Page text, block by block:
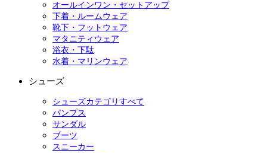
オールインワン・セットアップ
下着・ルームウェア
靴下・フットウェア
マタニティウェア
浴衣・下駄
水着・マリンウェア
シューズ
シューズカテゴリすべて
パンプス
サンダル
ブーツ
スニーカー